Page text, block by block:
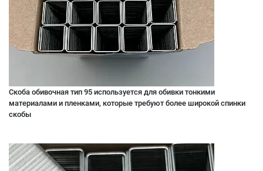
Скоба обивочная тип 95 используется для обивки тонкими
материалами и пленками, которые требуют более широкой спинки
скобы